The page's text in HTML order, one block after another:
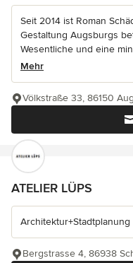
Seit 2014 ist Roman
Gestaltung Augsburgs
Wesentliche und eine
Mehr
Völkstraße 33, 86150
ATELIER LÜPS
Architektur+Stadtplanung
Bergstrasse 4, 86938